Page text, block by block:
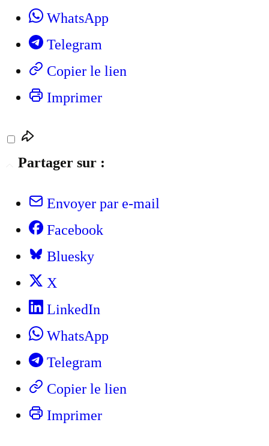
WhatsApp
Telegram
Copier le lien
Imprimer
Partager sur :
Envoyer par e-mail
Facebook
Bluesky
X
LinkedIn
WhatsApp
Telegram
Copier le lien
Imprimer